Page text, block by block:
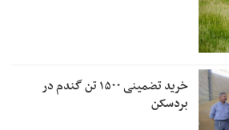
خرید تضمینی ۱۵۰۰ تن گندم در
بردسکن